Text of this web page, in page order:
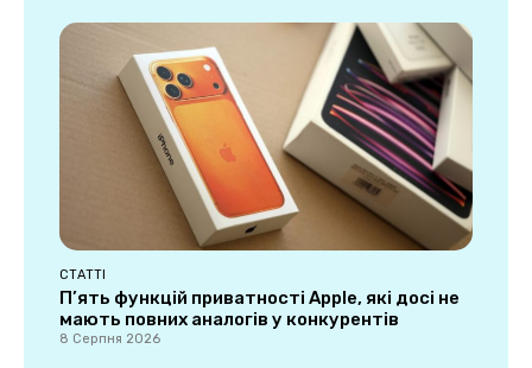
СТАТТІ
П’ять функцій приватності Apple, які досі не
мають повних аналогів у конкурентів
8 Серпня 2026